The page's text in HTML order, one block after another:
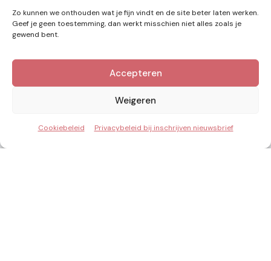
Zo kunnen we onthouden wat je fijn vindt en de site beter laten werken.
Geef je geen toestemming, dan werkt misschien niet alles zoals je
gewend bent.
Accepteren
Weigeren
Cookiebeleid Privacybeleid bij inschrijven nieuwsbrief
Kennis van Energie in je mailbox?
Abonner op nieuwe artikelen.